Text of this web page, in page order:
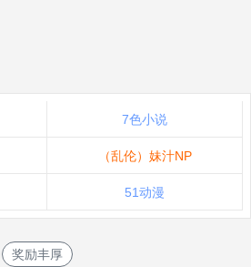
7色小说
（乱伦）妹汁NP
51动漫
奖励丰厚